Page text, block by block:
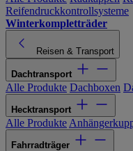
Reifendruckkontrollsysteme
Winterkompletträder
Reisen & Transport
Dachtransport
Alle Produkte Dachboxen
Hecktransport
Alle Produkte
Fahrradträger